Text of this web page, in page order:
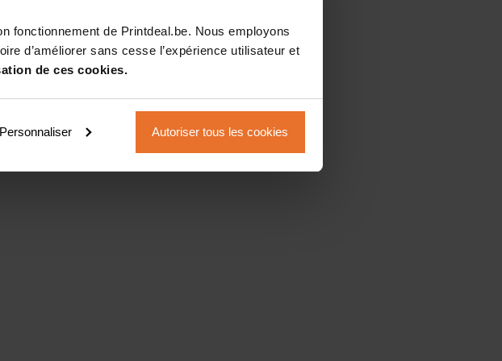
fonctionnement de Printdeal.be. Nous employons
d’améliorer sans cesse l’expérience utilisateur et
de ces cookies.
Personnaliser Autoriser tous les cookies